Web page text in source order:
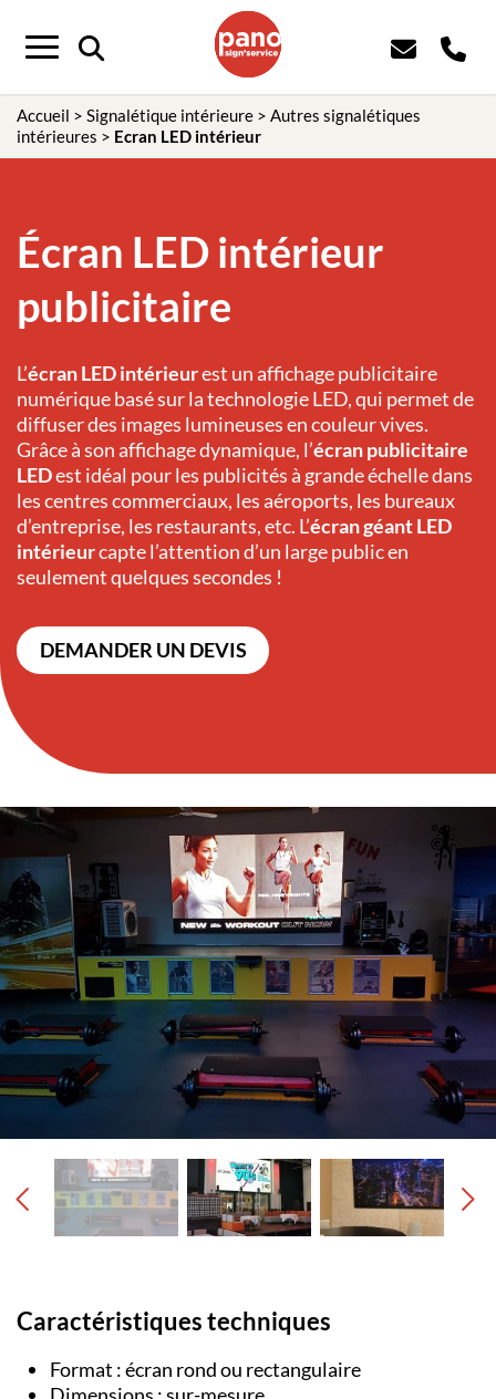
Menu
Accueil > Signalétique intérieure > Autres signalétiques
intérieures > Ecran LED intérieur
Écran LED intérieur
publicitaire
L’écran LED intérieurest un affichage publicitaire
numérique basé sur la technologie LED, qui permet de
diffuser des images lumineuses en couleur vives.
Grâce à son affichage dynamique, l’écran publicitaire
LEDest idéal pour les publicités à grande échelle dans
les centres commerciaux, les aéroports, les bureaux
d’entreprise, les restaurants, etc. L’écran géant LED
intérieurcapte l’attention d’un large public en
seulement quelques secondes !
DEMANDER UN DEVIS
Caractéristiques techniques
Format : écran rond ou rectangulaire